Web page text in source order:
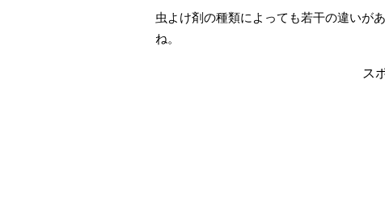
虫よけ剤の種類によっても若干の違いが
ね。
ス